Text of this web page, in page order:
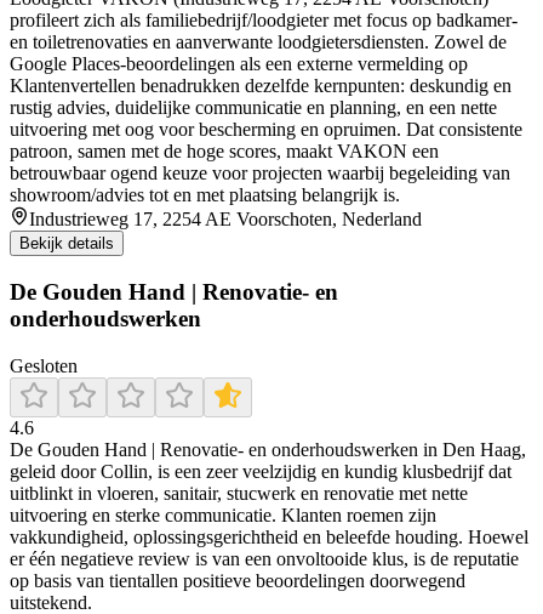
profileert zich als familiebedrijf/loodgieter met focus op badkamer-
en toiletrenovaties en aanverwante loodgietersdiensten. Zowel de
Google Places-beoordelingen als een externe vermelding op
Klantenvertellen benadrukken dezelfde kernpunten: deskundig en
rustig advies, duidelijke communicatie en planning, en een nette
uitvoering met oog voor bescherming en opruimen. Dat consistente
patroon, samen met de hoge scores, maakt VAKON een
betrouwbaar ogend keuze voor projecten waarbij begeleiding van
showroom/advies tot en met plaatsing belangrijk is.
Industrieweg 17, 2254 AE Voorschoten, Nederland
Bekijk details
De Gouden Hand | Renovatie- en
onderhoudswerken
Gesloten
4.6
De Gouden Hand | Renovatie- en onderhoudswerken in Den Haag,
geleid door Collin, is een zeer veelzijdig en kundig klusbedrijf dat
uitblinkt in vloeren, sanitair, stucwerk en renovatie met nette
uitvoering en sterke communicatie. Klanten roemen zijn
vakkundigheid, oplossingsgerichtheid en beleefde houding. Hoewel
er één negatieve review is van een onvoltooide klus, is de reputatie
op basis van tientallen positieve beoordelingen doorwegend
uitstekend.